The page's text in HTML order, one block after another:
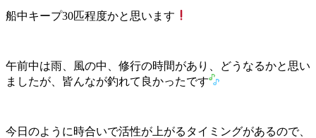
船中キープ30匹程度かと思います
午前中は雨、風の中、修行の時間があり、どうなるかと思い
ましたが、皆んなが釣れて良かったです
今日のように時合いで活性が上がるタイミングがあるので、